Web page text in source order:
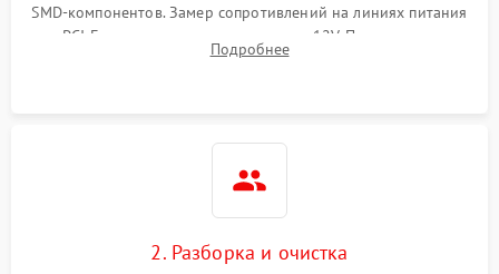
SMD-компонентов. Замер сопротивлений на линиях питания
PCI-E и дополнительных разъемах 12V. Проверка на
короткое замыкание основных дросселей питания GPU и
Подробнее
2. Разборка и очистка